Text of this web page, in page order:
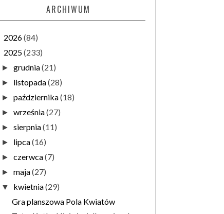
ARCHIWUM
2026(84)
2025(233)
►grudnia(21)
► listopada(28)
►października(18)
►września(27)
►sierpnia(11)
► lipca(16)
►czerwca(7)
►maja(27)
▼ kwietnia(29)
Gra planszowa Pola Kwiatów